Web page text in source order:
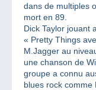
dans de multiples
mort en 89.
Dick Taylor jouant
« Pretty Things
M.Jagger au
une chanson de
groupe a connu
blues rock comme